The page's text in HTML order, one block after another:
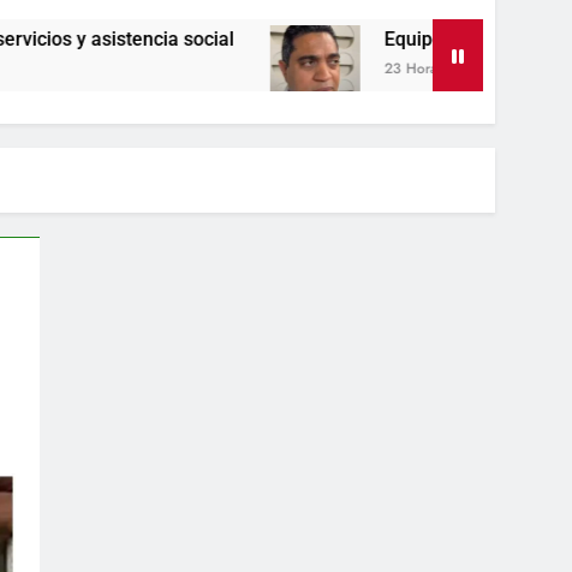
social Equipo de David Collado apuesta al
23 Horas Ago